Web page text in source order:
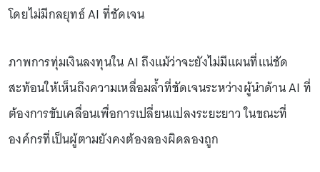
โดยไม่มีกลยุทธ์ AI ที่ชัดเจน
ภาพการทุ่มเงินลงทุนใน AI ถึงแม้ว่าจะยังไม่มีแผนที่แน่ชัด
สะท้อนให้เห็นถึงความเหลื่อมล้ำที่ชัดเจนระหว่างผู้นำด้าน AI ที่
ต้องการขับเคลื่อนเพื่อการเปลี่ยนแปลงระยะยาว ในขณะที่
องค์กรที่เป็นผู้ตามยังคงต้องลองผิดลองถูก